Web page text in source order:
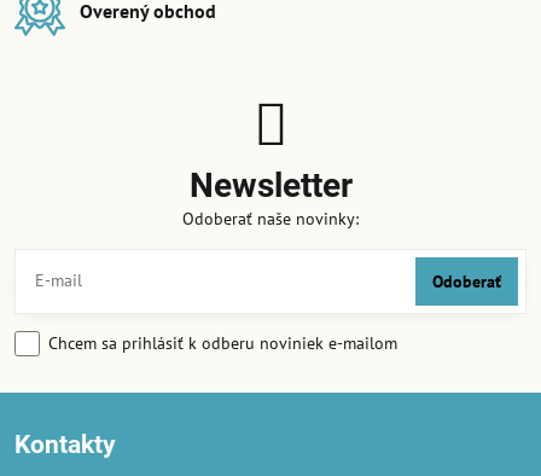
Overený obchod
Newsletter
Odoberať naše novinky:
Odoberať
Chcem sa prihlásiť k odberu noviniek e-mailom
Kontakty